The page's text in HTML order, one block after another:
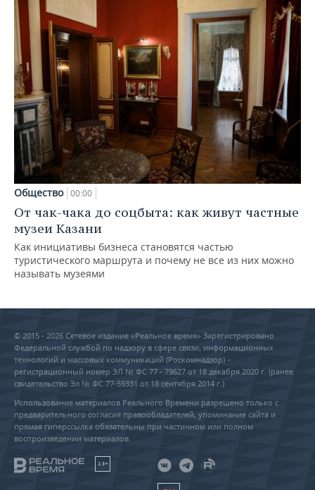
Общество 00:00
От чак-чака до соцбыта: как живут частные
музеи Казани
Как инициативы бизнеса становятся частью
туристического маршрута и почему не все из них можно
называть музеями
© 2015 - 2026 Сетевое издание «Реальное время» Зарегистрировано
Федеральной службой по надзору в сфере связи, информационных
технологий и массовых коммуникаций (Роскомнадзор) –
регистрационный номер ЭЛ № ФС 77 - 79627 от 18 декабря 2020 г. (ранее
свидетельство Эл № ФС 77-59331 от 18 сентября 2014 г.)
Использование материалов Реального Времени разрешено только с
предварительного согласия правообладателей, упоминание сайта и
прямая гиперссылка обязательны при частичном или полном
воспроизведении материалов.
18+